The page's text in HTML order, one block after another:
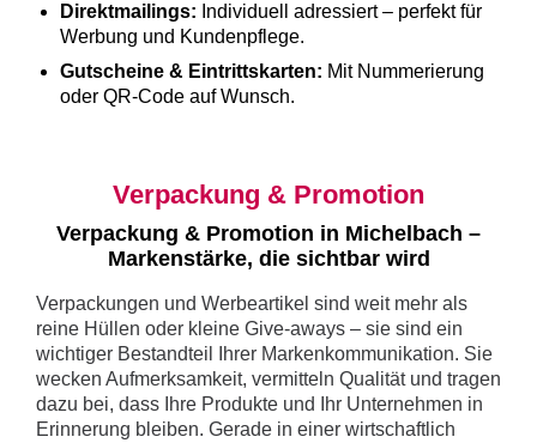
Direktmailings: Individuell adressiert – perfekt für
Werbung und Kundenpflege.
Gutscheine & Eintrittskarten: Mit Nummerierung
oder QR-Code auf Wunsch.
Verpackung & Promotion
Verpackung & Promotion in Michelbach –
Markenstärke, die sichtbar wird
Verpackungen und Werbeartikel sind weit mehr als
reine Hüllen oder kleine Give-aways – sie sind ein
wichtiger Bestandteil Ihrer Markenkommunikation. Sie
wecken Aufmerksamkeit, vermitteln Qualität und tragen
dazu bei, dass Ihre Produkte und Ihr Unternehmen in
Erinnerung bleiben. Gerade in einer wirtschaftlich